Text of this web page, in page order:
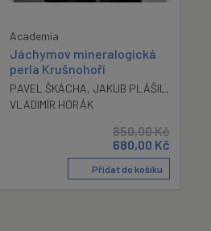
Academia
Jáchymov mineralogická
perla Krušnohoří
PAVEL ŠKÁCHA, JAKUB PLÁŠIL ,
VLADIMÍR HORÁK
850,00Kč
680,00 Kč
Přidat do košíku